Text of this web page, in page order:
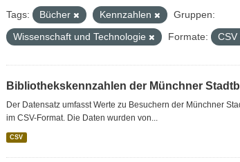
Tags: Bücher Kennzahlen
Gruppen:
Wissenschaft und Technologie
Formate: CSV
Bibliothekskennzahlen der Münchner
Der Datensatz umfasst Werte zu Besuchern der Münchner
im CSV-Format. Die Daten wurden von...
CSV